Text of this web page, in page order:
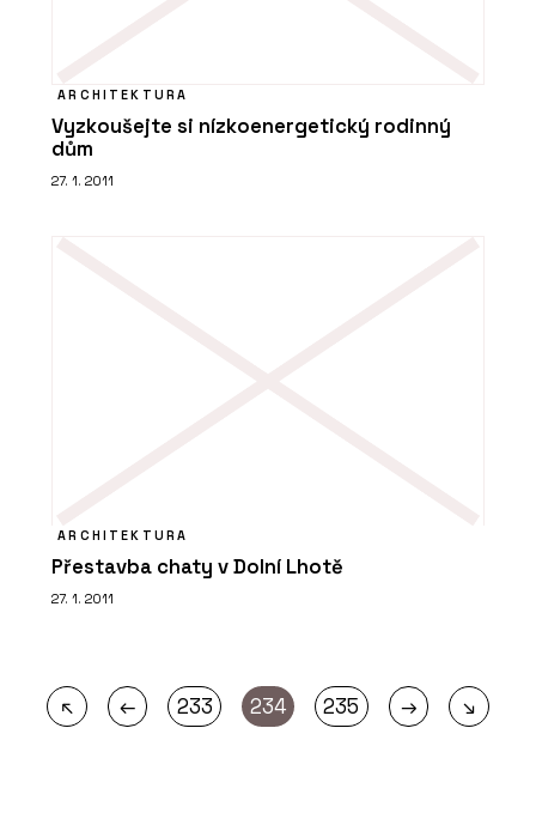
ARCHITEKTURA
Vyzkoušejte si nízkoenergetický rodinný
dům
27. 1. 2011
ARCHITEKTURA
Přestavba chaty v Dolní Lhotě
27. 1. 2011
↖ ← 233 234 235 → ↘